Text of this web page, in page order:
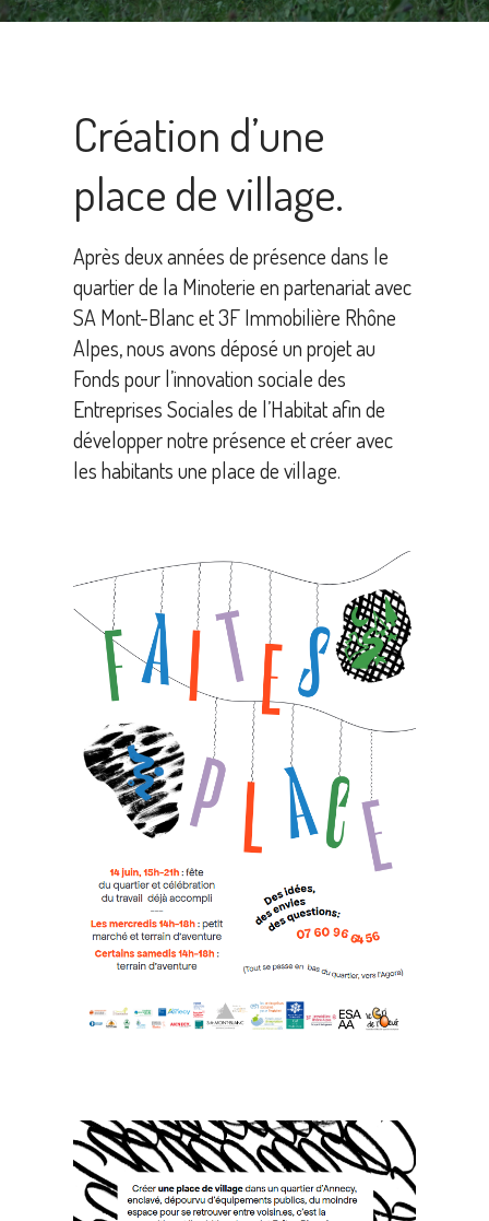
Création d’une
place de village.
Après deux années de présence dans le
quartier de la Minoterie en partenariat avec
SA Mont-Blanc et 3F Immobilière Rhône
Alpes, nous avons déposé un projet au
Fonds pour l’innovation sociale des
Entreprises Sociales de l’Habitat afin de
développer notre présence et créer avec
les habitants une place de village.